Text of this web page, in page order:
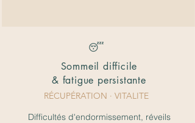
😴
Sommeil difficile
& fatigue persistante
RÉCUPÉRATION · VITALITE
Difficultés d'endormissement, réveils